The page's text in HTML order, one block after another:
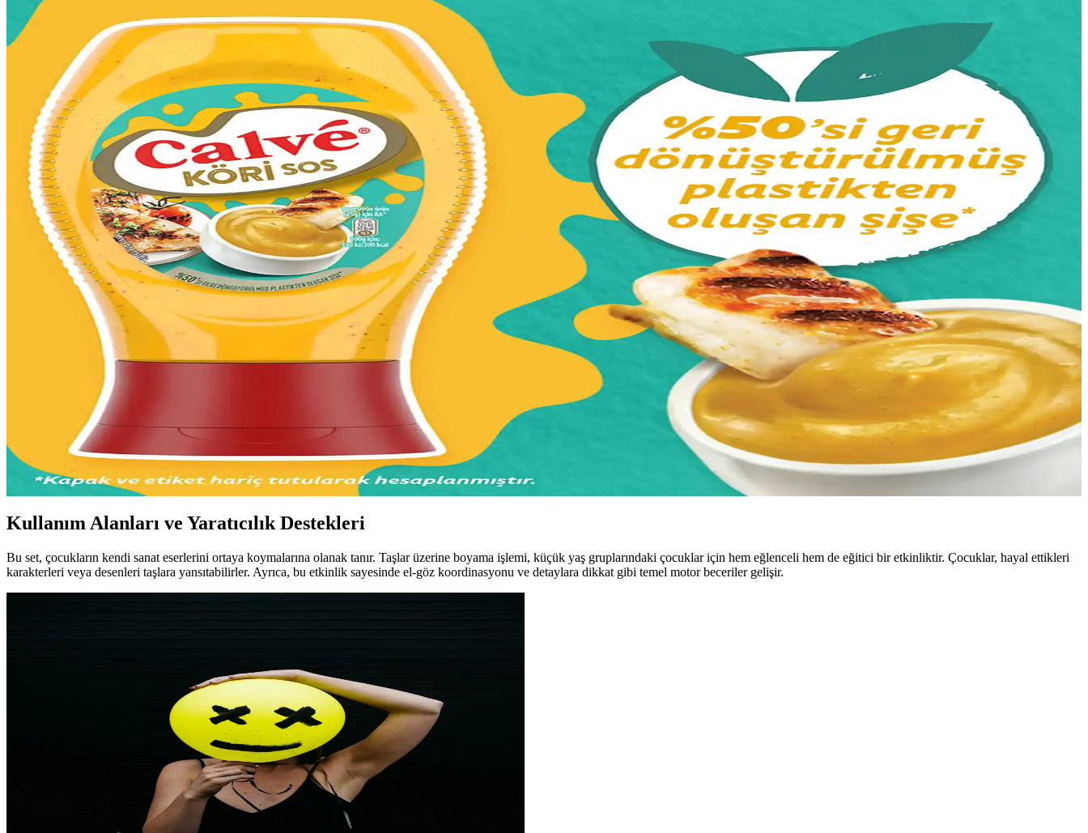
Turuncu Renkli Dayanıklı Çizim Kalemi Özellikleri ve Çok Yüzeyli Kullanım Alanları
Turuncu renkli dayanıklı çizim kalemi, yüksek renk kalıcılığı ve çok yüzeyli kullanım özelliğiyle sanat ve eğitim projelerinde ideal seçimdir.
Magnum Photos: Belgesel Fotoğrafçılığın Öncü Organizasyonu ve Tarihçesi
Magnum Photos, 1930'lardan beri önemli olayları belgeleyen, yüksek standartlara sahip ve seçkin bir fotoğraf kooperatifidir. Üyelik ve projeleriyle fotoğraf sanatına yön verir.
Seattle'da Yıl Boyunca Sürükleyici Kültürel ve Eğlence Etkinlikleri
Seattle, yıl boyunca düzenlenen festivaller, spor etkinlikleri ve sanat gösterileriyle hareketli ve kültürel açıdan zengin bir şehir. Ziyaretçilere unutulmaz deneyimler sunar.
Pasta Yazı Kalemleri: Renkli ve Dayanıklı Yazım Araçlarıyla Yaratıcılığınızı Geliştirin
Pasta yazı kalemleri, çeşitli renk ve dayanıklılık özellikleriyle hem hobi hem de profesyonel projelerde tercih edilir. Ergonomik tasarım ve suya dayanıklı mürekkeplerle uzun ömürlü kullanım sağlar.
Fatih Kuru Boya 12'li Set: Geniş Renk Seçenekleri ve Çok Yönlü Kullanım Alanları
Fatih kuru boya 12'li set, 12 farklı renk seçeneği ve pratik kullanımıyla ev, okul ve ofis ortamlarında sanat ve el işi projeleri için ideal bir renk çözümü sunar.
Bergama İpek Çiftliği Tulumları: Geleneksel El Sanatlarının ve Kültürel Mirasın Temsilcisi
Bergama ipek tulumu, doğal ipek ve geleneksel el işçiliğiyle bölgesel kültürü yansıtan yüksek kaliteli ve dayanıklı bir ürün. Günümüzde kültürel ve sanatsal değerleri koruyor.
Parlak Altın Renkli Akrilik Boya: Dekorasyon ve Sanat İçin Şık ve Kullanışlı Malzeme
Parlak altın akrilik boya, metalik görünümü ve kolay kullanımıyla dekorasyon ve sanat projelerine lüks katıyor. Hızlı kuruma süresi ve çok yönlü uygulama imkanlarıyla öne çıkıyor.
Appreciation Kavramının Anlamı, Kullanımları ve Günlük Hayattaki Önemi
Appreciation, takdir ve minnettarlık anlamına gelir; günlük hayatta değer verme ve olumlu duygular geliştirme biçimidir. İnsan ilişkilerinde ve kültürde önemli bir yer tutar.
Kullanım Alanları ve Yaratıcılık Destekleri
Bu set, çocukların kendi sanat eserlerini ortaya koymalarına olanak tanır. Taşlar üzerine boyama işlemi, küçük yaş gruplarındaki çocuklar için hem eğlenceli hem de eğitici bir etkinliktir. Çocuklar, hayal ettikleri
karakterleri veya desenleri taşlara yansıtabilirler. Ayrıca, bu etkinlik sayesinde el-göz koordinasyonu ve detaylara dikkat gibi temel motor beceriler gelişir.